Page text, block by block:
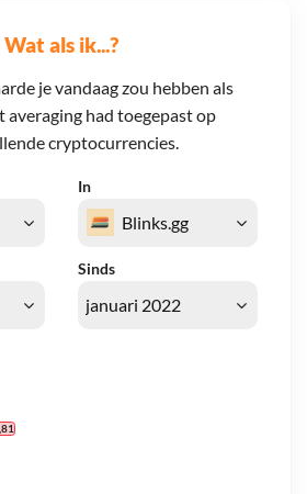
Wat als ik...?
je vandaag zou hebben als
averaging had toegepast op
cryptocurrencies.
In
Sinds